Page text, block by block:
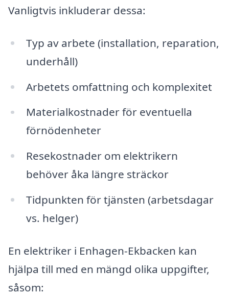
Vanligtvis inkluderar dessa:
Typ av arbete (installation, reparation,
underhåll)
Arbetets omfattning och komplexitet
Materialkostnader för eventuella
förnödenheter
Resekostnader om elektrikern
behöver åka längre sträckor
Tidpunkten för tjänsten (arbetsdagar
vs. helger)
En elektriker i Enhagen-Ekbacken kan
hjälpa till med en mängd olika uppgifter,
såsom: